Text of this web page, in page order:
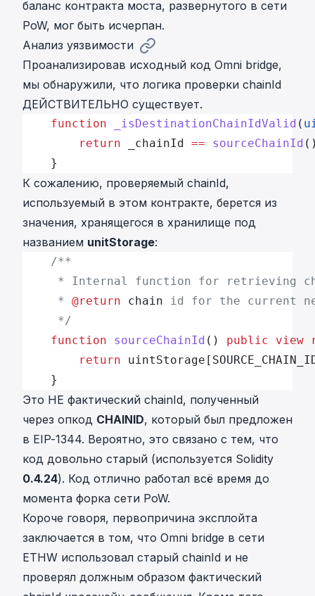
баланс контракта моста, развернутого в сети
PoW, мог быть исчерпан.
Анализ уязвимости
Проанализировав исходный код Omni bridge,
мы обнаружили, что логика проверки chainId
ДЕЙСТВИТЕЛЬНО существует.
    function
_isDestinationChainIdValid (
        return
_chainId == sourceChainId
    }
К сожалению, проверяемый chainId,
используемый в этом контракте, берется из
значения, хранящегося в хранилище под
названием unitStorage:
    /**
* Internal function for retrieving
     *
@return chain id for the current
     */
    function
sourceChainId () public view
        return
    }
Это НЕ фактический chainId, полученный
через опкод CHAINID, который был предложен
в EIP-1344. Вероятно, это связано с тем, что
код довольно старый (используется Solidity
0.4.24). Код отлично работал всё время до
момента форка сети PoW.
Короче говоря, первопричина эксплойта
заключается в том, что Omni bridge в сети
ETHW использовал старый chainId и не
проверял должным образом фактический